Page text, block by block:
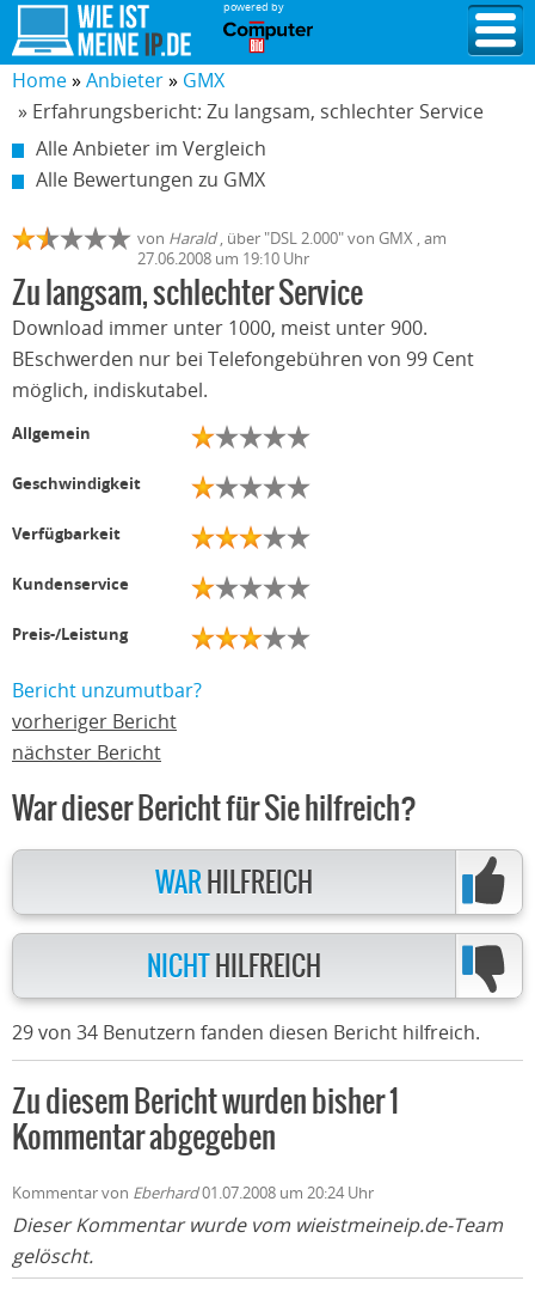
powered by
Home Anbieter
GMX
» Erfahrungsbericht: Zu langsam, schlechter Service
Alle Anbieter im Vergleich
Alle Bewertungen zu GMX
von Harald, über "DSL 2.000" von GMX , am
27.06.2008 um 19:10 Uhr
Zu langsam, schlechter Service
Download immer unter 1000, meist unter 900.
BEschwerden nur bei Telefongebühren von 99 Cent
möglich, indiskutabel.
Allgemein
Geschwindigkeit
Verfügbarkeit
Kundenservice
Preis-/Leistung
Bericht unzumutbar?
vorheriger Bericht
nächster Bericht
War dieser Bericht für Sie hilfreich?
WAR HILFREICH
NICHT HILFREICH
29 von 34 Benutzern fanden diesen Bericht hilfreich.
Zu diesem Bericht wurden bisher 1
Kommentar abgegeben
Kommentar von Eberhard01.07.2008 um 20:24 Uhr
Dieser Kommentar wurde vom wieistmeineip.de-Team
gelöscht.